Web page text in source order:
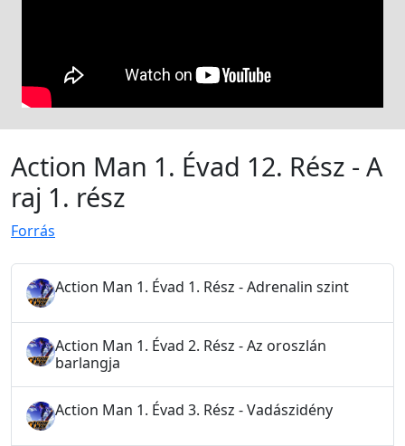
Action Man 1. Évad 12. Rész - A
raj 1. rész
Forrás
Action Man 1. Évad 1. Rész - Adrenalin szint
Action Man 1. Évad 2. Rész - Az oroszlán
barlangja
Action Man 1. Évad 3. Rész - Vadászidény